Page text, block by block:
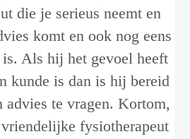
die je serieus neemt en
komt en ook nog eens
Als hij het gevoel heeft
kunde is dan is hij bereid
advies te vragen. Kortom,
fysiotherapeut